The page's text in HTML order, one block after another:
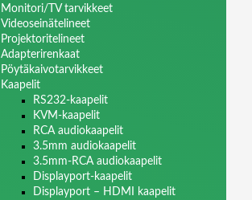
Monitori/TV tarvikkeet
Videoseinätelineet
Projektoritelineet
Adapterirenkaat
Pöytäkaivotarvikkeet
Kaapelit
RS232-kaapelit
KVM-kaapelit
RCA audiokaapelit
3.5mm audiokaapelit
3.5mm-RCA audiokaapelit
Displayport-kaapelit
Displayport – HDMI kaapelit